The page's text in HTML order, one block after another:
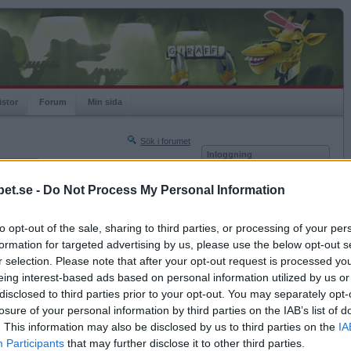
- Do Not Process My Personal Information
opt-out of the sale, sharing to third parties, or processing of your
for targeted advertising by us, please use the below opt-out
selection. Please note that after your opt-out request is processed
interest-based ads based on personal information utilized by us
to third parties prior to your opt-out. You may separately
of your personal information by third parties on the IAB’s list of
This information may also be disclosed by us to third parties on the
Participants that may further disclose it to other third parties.
Forum Min sida
Sök i forumet
Nästa sida »
2017-06-07 22:43
det var du och jag som snodde hans keps?
Inloggning
Kom ihåg mig
Glömt ditt lösenord?
Få ny aktiveringslänk
Betapet är gratis!